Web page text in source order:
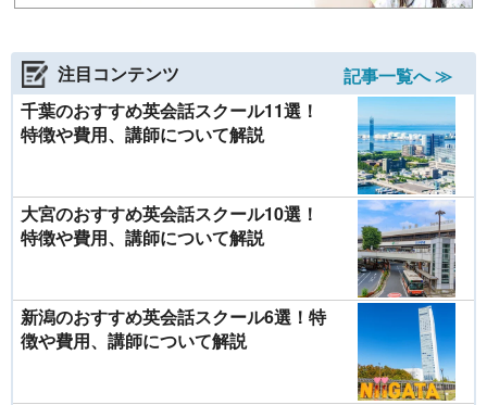
注目コンテンツ
記事一覧へ ≫
千葉のおすすめ英会話スクール11選！
特徴や費用、講師について解説
大宮のおすすめ英会話スクール10選！
特徴や費用、講師について解説
新潟のおすすめ英会話スクール6選！特
徴や費用、講師について解説